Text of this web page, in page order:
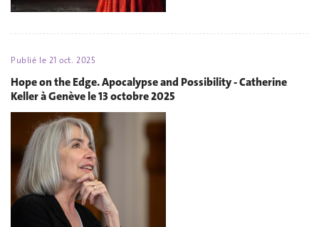
Publié le 21 oct. 2025
Hope on the Edge. Apocalypse and Possibility - Catherine
Keller à Genève le 13 octobre 2025